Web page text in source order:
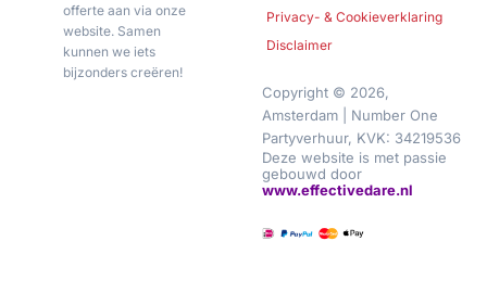
offerte aan via onze
website. Samen
kunnen we iets
bijzonders creëren!
Privacy- & Cookieverklaring
Disclaimer
Copyright © 2026,
Amsterdam | Number One
Partyverhuur, KVK: 34219536
Deze website is met passie
gebouwd door
www.effectivedare.nl